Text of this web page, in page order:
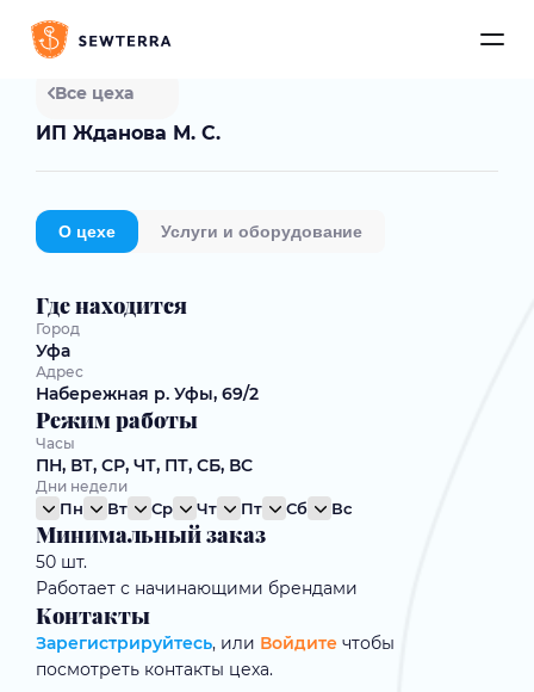
Все цеха
ИП Жданова М. С.
О цехе Услуги и оборудование
Где находится
Город
Уфа
Адрес
Набережная р. Уфы, 69/2
Режим работы
Часы
ПН, ВТ, СР, ЧТ, ПТ, СБ, ВС
Дни недели
Пн Вт Ср Чт Пт Сб Вс
Минимальный заказ
50 шт.
Работает с начинающими брендами
Контакты
Зарегистрируйтесь, или Войдите чтобы
посмотреть контакты цеха.